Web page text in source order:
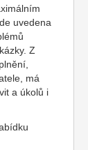
uvedena
Z
má
a úkolů i